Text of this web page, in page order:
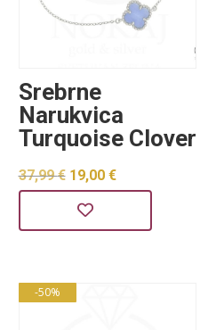
Srebrne
Narukvica
Turquoise Clover
37,99€ Izvorna
cijena
bila
37,99 €.
19,00 €
je:
-50%